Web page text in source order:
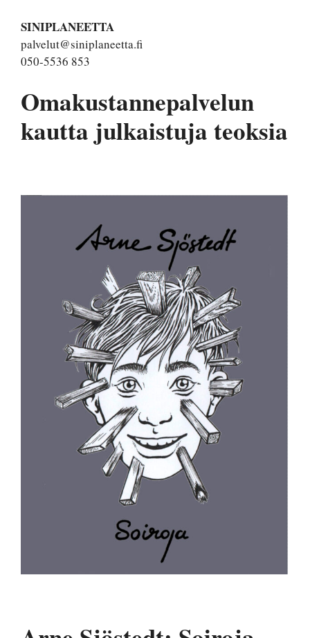
SINIPLANEETTA
palvelut@siniplaneetta.fi
050-5536 853
Omakustannepalvelun
kautta julkaistuja teoksia